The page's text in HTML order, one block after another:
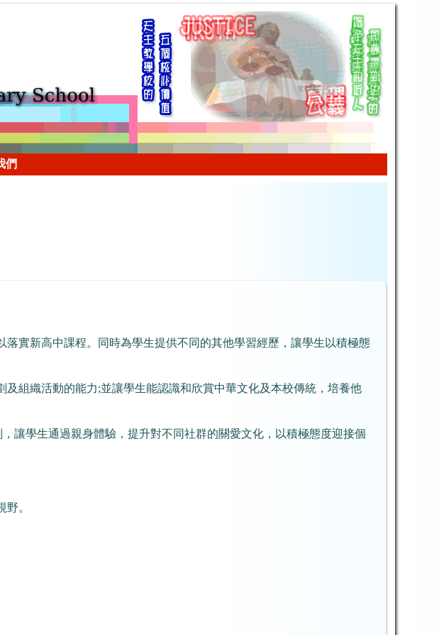
們
實新高中課程。同時為學生提供不同的其他學習經歷，讓學生以積極態
組織活動的能力;並讓學生能認識和欣賞中華文化及本校傳統，培養他
讓學生通過親身體驗，提升對不同社群的關愛文化，以積極態度迎接個
。